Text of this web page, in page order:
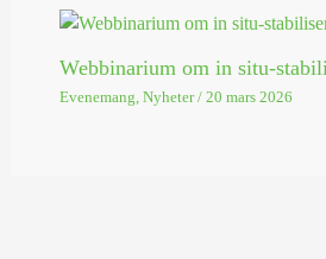
Webbinarium om in situ-
Evenemang Nyheter/ 20 mars 2026